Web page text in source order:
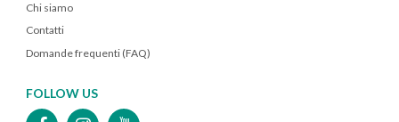
Chi siamo
Contatti
Domande frequenti (FAQ)
FOLLOW US